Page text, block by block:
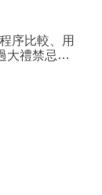
序比較、用
大禮禁忌及